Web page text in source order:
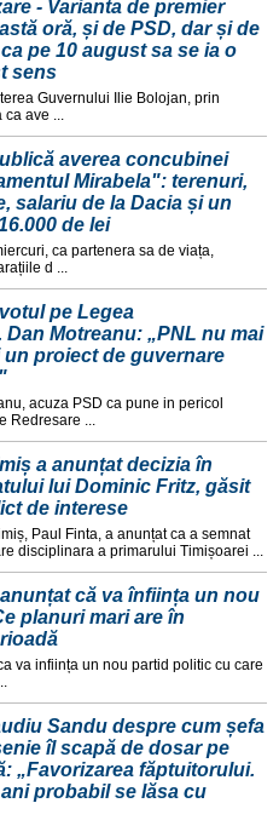
- Varianta de premier
oră, și de PSD, dar și de
pe 10 august sa se ia o
sens
Guvernului Ilie Bolojan, prin
ca ave ...
averea concubinei
Mirabela": terenuri,
salariu de la Dacia și un
de lei
ca partenera sa de viața,
d ...
pe Legea
Motreanu: „PNL nu mai
proiect de guvernare
acuza PSD ca pune in pericol
Redresare ...
a anunțat decizia în
lui Dominic Fritz, găsit
de interese
Paul Finta, a anunțat ca a semnat
disciplinara a primarului Timișoarei ...
că va înființa un nou
planuri mari are în
va inființa un nou partid politic cu care
Sandu despre cum șefa
îl scapă de dosar pe
„Favorizarea făptuitorului.
probabil se lăsa cu